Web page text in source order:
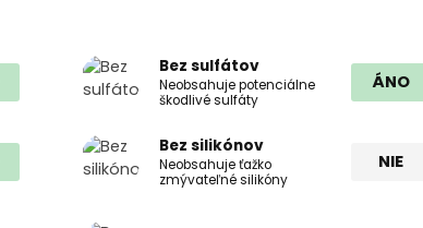
Bez sulfátov
Neobsahuje potenciálne
škodlivé sulfáty
ÁNO
Bez silikónov
Neobsahuje ťažko
zmývateľné silikóny
NIE